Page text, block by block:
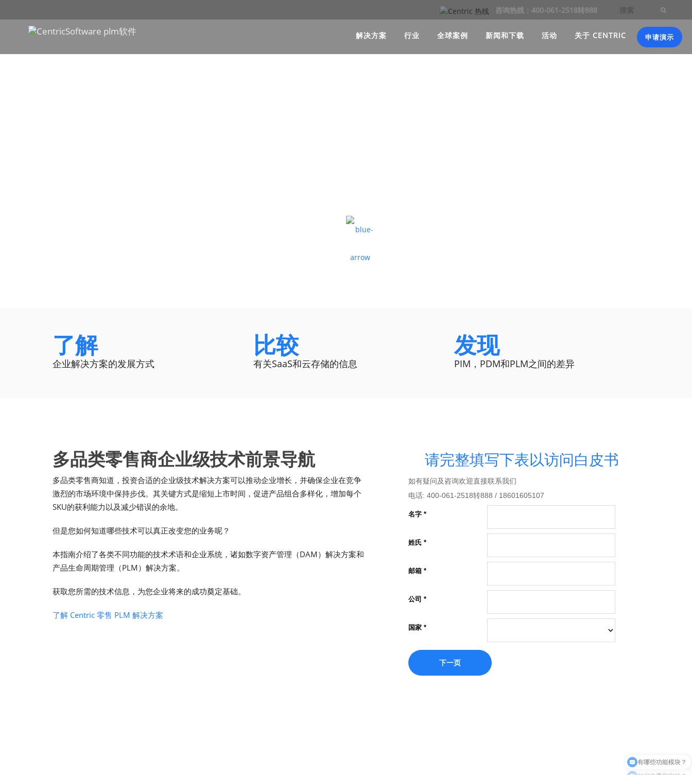
咨询热线：400-061-2518转888
解决方案 行业 全球案例 新闻和下载 活动 关于 CENTRIC 申请演示
了解
企业解决方案的发展方式
比较
有关SaaS和云存储的信息
发现
PIM，PDM和PLM之间的差异
多品类零售商企业级技术前景导航
多品类零售商知道，投资合适的企业级技术解决方案可以推动企业增长，并确保企业在竞争
激烈的市场环境中保持步伐。其关键方式是缩短上市时间，促进产品组合多样化，增加每个
SKU的获利能力以及减少错误的余地。
但是您如何知道哪些技术可以真正改变您的业务呢？
本指南介绍了各类不同功能的技术术语和企业系统，诸如数字资产管理（DAM）解决方案和
产品生命周期管理（PLM）解决方案。
获取您所需的技术信息，为您企业将来的成功奠定基础。
了解 Centric 零售 PLM 解决方案
请完整填写下表以访问白皮书